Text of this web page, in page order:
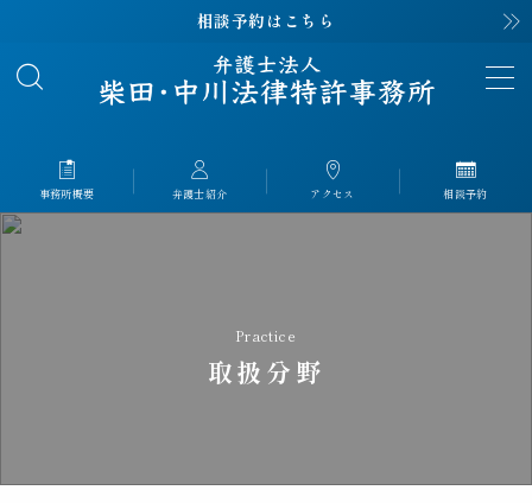
相談予約はこちら
MENU
事務所概要 About
事務所概要 弁護士紹介 アクセス 相談予約
Practice
取扱分野